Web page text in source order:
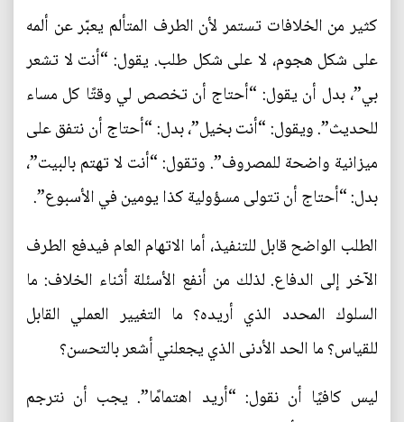
كثير من الخلافات تستمر لأن الطرف المتألم يعبّر عن ألمه
على شكل هجوم، لا على شكل طلب. يقول: “أنت لا تشعر
بي”، بدل أن يقول: “أحتاج أن تخصص لي وقتًا كل مساء
للحديث”. ويقول: “أنت بخيل”، بدل: “أحتاج أن نتفق على
ميزانية واضحة للمصروف”. وتقول: “أنت لا تهتم بالبيت”،
بدل: “أحتاج أن تتولى مسؤولية كذا يومين في الأسبوع”.
الطلب الواضح قابل للتنفيذ، أما الاتهام العام فيدفع الطرف
الآخر إلى الدفاع. لذلك من أنفع الأسئلة أثناء الخلاف: ما
السلوك المحدد الذي أريده؟ ما التغيير العملي القابل
للقياس؟ ما الحد الأدنى الذي يجعلني أشعر بالتحسن؟
ليس كافيًا أن نقول: “أريد اهتمامًا”. يجب أن نترجم